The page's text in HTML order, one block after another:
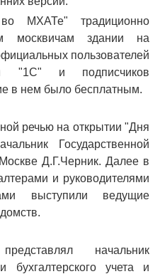
МХАТе" традиционно
москвичам здании на
пользователей
"1С" и подписчиков
в нем было бесплатным.
речью на открытии "Дня
Государственной
Д.Г.Черник. Далее в
и руководителями
выступили ведущие
начальник
бухгалтерского учета и